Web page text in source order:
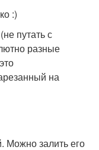
:)
путать с
разные
на
Можно залить его